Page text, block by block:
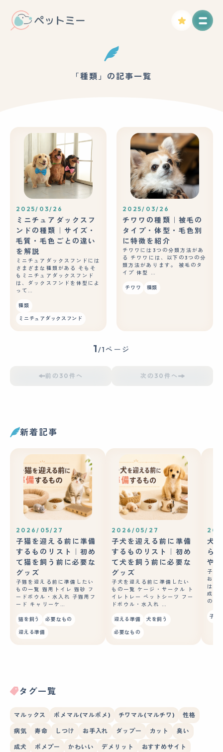
「種類」の記事一覧
2025/03/26
ミニチュアダックスフ
ンドの種類｜サイズ・
毛質・毛色ごとの違い
を解説
ミニチュアダックスフンドには
さまざまな種類がある そもそ
もミニチュアダックスフンド
は、ダックスフンドを体型によ
って…
種類
ミニチュアダックスフンド
2025/03/26
チワワの種類｜被毛の
タイプ・体型・毛色別
に特徴を紹介
チワワには3つの分類方法があ
る チワワには、以下の3つの分
類方法があります。 被毛のタ
イプ 体型 …
チワワ 種類
1/1ページ
前の30件へ 次の30件へ
新着記事
2026/05/27
子猫を迎える前に準備
するものリスト｜初め
て猫を飼う前に必要な
グッズ
子猫を迎える前に準備したい
もの一覧 猫用トイレ 猫砂 フ
ードボウル・水入れ 子猫用フ
ード キャリーケ…
猫を飼う
必要なもの
迎える準備
2026/05/27
子犬を迎える前に準備
するものリスト｜初め
て犬を飼う前に必要な
グッズ
子犬を迎える前に準備したい
もの一覧 ケージ・サークル ト
イレトレー ペットシーツ フー
ドボウル・水入れ …
迎える準備
犬を飼う
必要なもの
犬
ら
や
子犬
おや
はあ
成長
の良
子犬
タグ一覧
マルックス ポメマル(マルポメ) チワマル(マルチワ) 性格
病気 寿命 しつけ お手入れ ダップー カット 臭い
成犬 ポメプー かわいい デメリット おすすめサイト